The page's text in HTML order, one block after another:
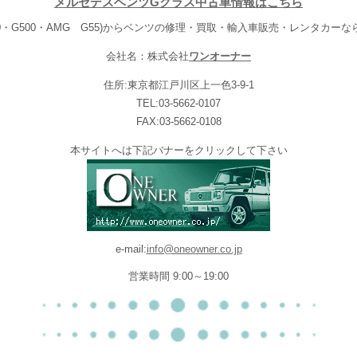
メルセデスベンツGクラス中古車情報はこちら
G500・AMG G55)からベンツの修理・買取・輸入車販売・レンタカーな
会社名：株式会社ワンオーナー
住所:東京都江戸川区上一色3-9-1
TEL:03-5662-0107
FAX:03-5662-0108
本サイトへは下記バナーをクリックして下さい
e-mail:info@oneowner.co.jp
営業時間 9:00～19:00